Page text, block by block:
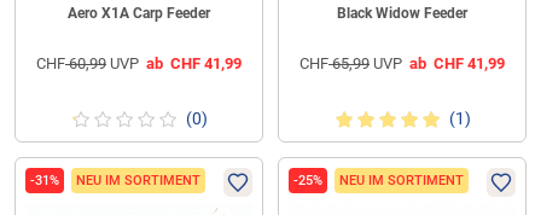
Aero X1A Carp Feeder
CHF60,99 UVP ab CHF 41,99
(0)
Black Widow Feeder
CHF65,99 UVP ab CHF 41,99
(1)
-31% NEU IM SORTIMENT -25% NEU IM SORTIMENT